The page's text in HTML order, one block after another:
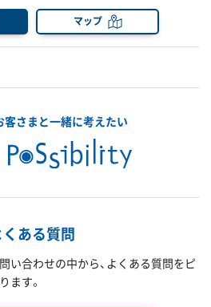
マップ
客さまと一緒に考えたい
くある質問
い合わせの中から、よくある質問をピ
ます。